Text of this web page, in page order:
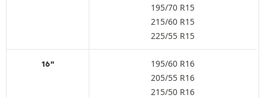
195/70 R15
215/60 R15
225/55 R15
16"
195/60 R16
205/55 R16
215/50 R16